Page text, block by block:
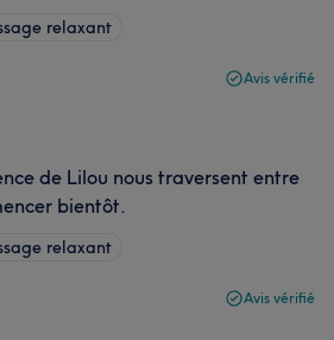
relaxant
Avis vérifié
de Lilou nous traversent entre
bientôt.
relaxant
Avis vérifié